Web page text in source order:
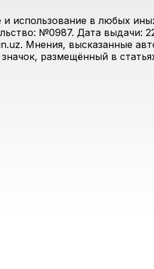
использование в любых
№0987. Дата выдачи:
. Мнения, высказанные
размещённый в